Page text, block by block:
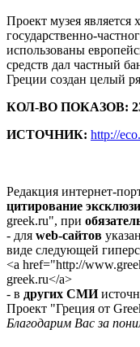
Проект музея
государственно-
использованы
средств дал частный
Греции создан целый
КОЛ-ВО ПОКАЗОВ:
ИСТОЧНИК: http://
Редакция интернет-
цитирование
greek.ru", при
- для web-сайтов
виде следующей
<a href="http://
greek.ru</a>
- в других СМИ
Проект "Греция от
Благодарим Вас за